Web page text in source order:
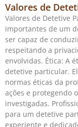
Valores de
Valores de Detetive
importantes de um
ser capaz de
respeitando a
envolvidas. Ética: A
detetive particular.
normas éticas da
ações e protegendo
investigadas.
para um detetive
experiente e